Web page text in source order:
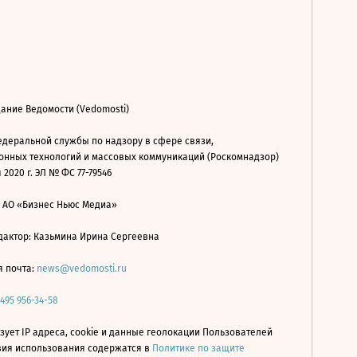
Ведомости (Vedomosti)
службы по надзору в сфере связи,
технологий и массовых коммуникаций (Роскомнадзор)
2020 г. ЭЛ № ФС 77-79546
АО «Бизнес Ньюс Медиа»
Казьмина Ирина Сергеевна
почта: news@vedomosti.ru
495 956-34-58
IP адреса, cookie и данные геолокации Пользователей
использования содержатся в Политике по защите